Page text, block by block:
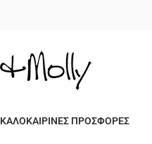
ΚΑΛΟΚΑΙΡΙΝΕΣ ΠΡΟΣΦΟΡΕΣ